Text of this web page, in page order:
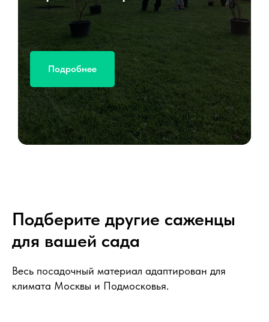
Подробнее
Подберите другие саженцы
для вашей сада
Весь посадочный материал адаптирован для
климата Москвы и Подмосковья.